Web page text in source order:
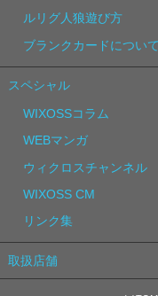
ルリグ人狼遊び方
ブランクカードについて
スペシャル
WIXOSSコラム
WEBマンガ
ウィクロスチャンネル
WIXOSS CM
リンク集
取扱店舗